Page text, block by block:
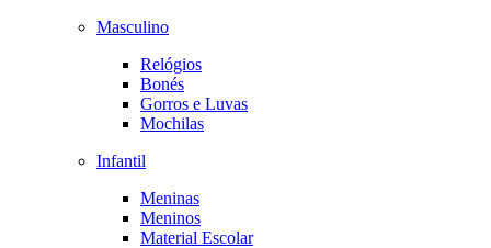
Masculino
Relógios
Bonés
Gorros e Luvas
Mochilas
Infantil
Meninas
Meninos
Material Escolar